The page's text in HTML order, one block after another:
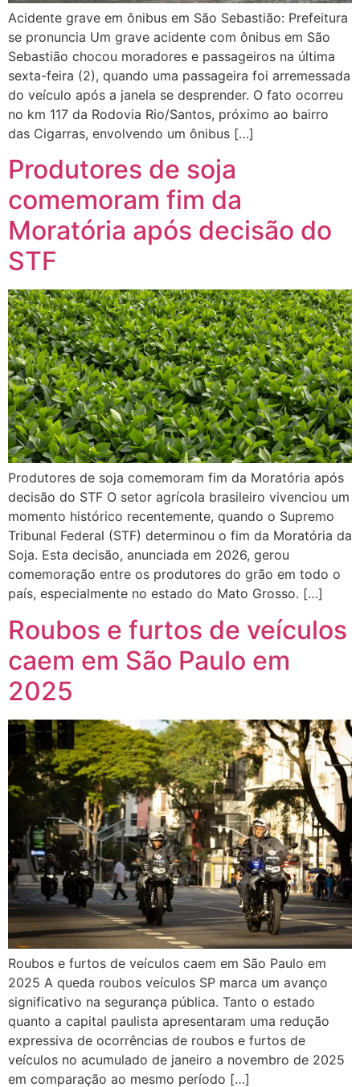
Acidente grave em ônibus em São Sebastião: Prefeitura
se pronuncia Um grave acidente com ônibus em São
Sebastião chocou moradores e passageiros na última
sexta-feira (2), quando uma passageira foi arremessada
do veículo após a janela se desprender. O fato ocorreu
no km 117 da Rodovia Rio/Santos, próximo ao bairro
das Cigarras, envolvendo um ônibus […]
Produtores de soja
comemoram fim da
Moratória após decisão do
STF
Produtores de soja comemoram fim da Moratória após
decisão do STF O setor agrícola brasileiro vivenciou um
momento histórico recentemente, quando o Supremo
Tribunal Federal (STF) determinou o fim da Moratória da
Soja. Esta decisão, anunciada em 2026, gerou
comemoração entre os produtores do grão em todo o
país, especialmente no estado do Mato Grosso. […]
Roubos e furtos de veículos
caem em São Paulo em
2025
Roubos e furtos de veículos caem em São Paulo em
2025 A queda roubos veículos SP marca um avanço
significativo na segurança pública. Tanto o estado
quanto a capital paulista apresentaram uma redução
expressiva de ocorrências de roubos e furtos de
veículos no acumulado de janeiro a novembro de 2025
em comparação ao mesmo período […]